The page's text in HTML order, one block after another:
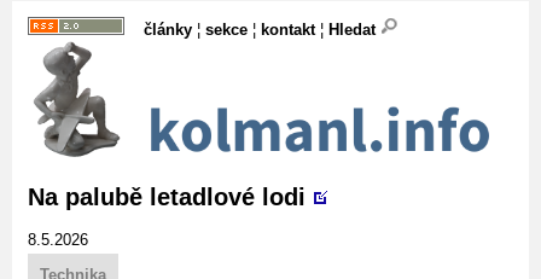
články ¦ sekce ¦ kontakt¦ Hledat
Na palubě letadlové lodi
8.5.2026
Technika